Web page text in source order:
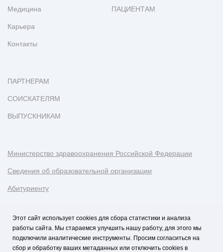
Медицина
Карьера
Контакты
ПАЦИЕНТАМ
ПАРТНЕРАМ
СОИСКАТЕЛЯМ
ВЫПУСКНИКАМ
Министерство здравоохранения Российской Федерации
Сведения об образовательной организации
Абитуриенту
Политика обработки персональных данных
Этот сайт использует cookies для сбора статистики и анализа
работы сайта. Мы стараемся улучшить нашу работу, для этого мы
подключили аналитические инструменты. Просим согласиться на
сбор и обработку ваших метаданных или отключить cookies в